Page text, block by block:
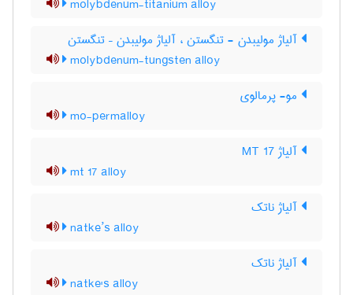
molybdenum-titanium alloy
آلیاژ مولیبدن - تنگستن ، آلیاژ مولیبدن – تنگستن
molybdenum-tungsten alloy
مو- پرمالوی
mo-permalloy
آلیاژ MT 17
mt 17 alloy
آلیاژ ناتک
natke’s alloy
آلیاژ ناتک
natke's alloy